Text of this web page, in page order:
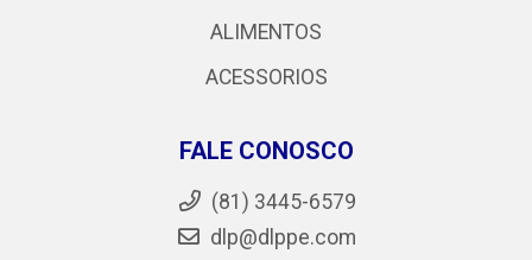
ALIMENTOS
ACESSORIOS
FALE CONOSCO
(81) 3445-6579
dlp@dlppe.com